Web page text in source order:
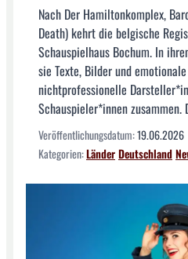
Nach Der Hamiltonkomplex,
Death) kehrt die belgische
Schauspielhaus Bochum. In
sie Texte, Bilder und
nichtprofessionelle
Schauspieler*innen zusammen.
Veröffentlichungsdatum:19.06.2026
Kategorien:LänderDeutschland